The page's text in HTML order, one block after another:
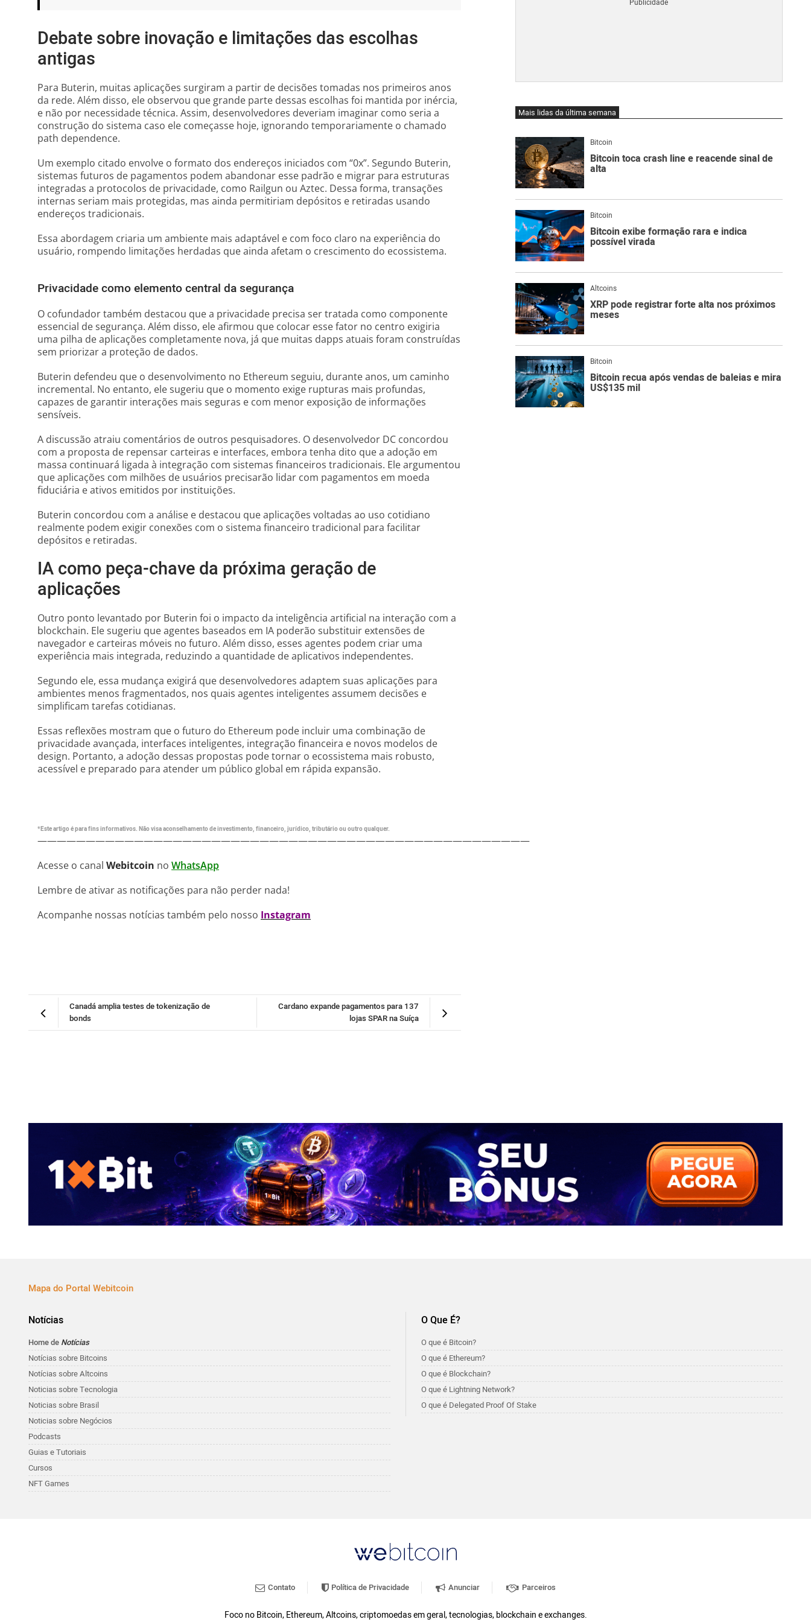
Debate sobre inovação e limitações das escolhas
antigas
Para Buterin, muitas aplicações surgiram a partir de decisões tomadas nos primeiros anos
da rede. Além disso, ele observou que grande parte dessas escolhas foi mantida por inércia,
e não por necessidade técnica. Assim, desenvolvedores deveriam imaginar como seria a
construção do sistema caso ele começasse hoje, ignorando temporariamente o chamado
path dependence.
Um exemplo citado envolve o formato dos endereços iniciados com “0x”. Segundo Buterin,
sistemas futuros de pagamentos podem abandonar esse padrão e migrar para estruturas
integradas a protocolos de privacidade, como Railgun ou Aztec. Dessa forma, transações
internas seriam mais protegidas, mas ainda permitiriam depósitos e retiradas usando
endereços tradicionais.
Essa abordagem criaria um ambiente mais adaptável e com foco claro na experiência do
usuário, rompendo limitações herdadas que ainda afetam o crescimento do ecossistema.
Privacidade como elemento central da segurança
O cofundador também destacou que a privacidade precisa ser tratada como componente
essencial de segurança. Além disso, ele afirmou que colocar esse fator no centro exigiria
uma pilha de aplicações completamente nova, já que muitas dapps atuais foram construídas
sem priorizar a proteção de dados.
Buterin defendeu que o desenvolvimento no Ethereum seguiu, durante anos, um caminho
incremental. No entanto, ele sugeriu que o momento exige rupturas mais profundas,
capazes de garantir interações mais seguras e com menor exposição de informações
sensíveis.
A discussão atraiu comentários de outros pesquisadores. O desenvolvedor DC concordou
com a proposta de repensar carteiras e interfaces, embora tenha dito que a adoção em
massa continuará ligada à integração com sistemas financeiros tradicionais. Ele argumentou
que aplicações com milhões de usuários precisarão lidar com pagamentos em moeda
fiduciária e ativos emitidos por instituições.
Buterin concordou com a análise e destacou que aplicações voltadas ao uso cotidiano
realmente podem exigir conexões com o sistema financeiro tradicional para facilitar
depósitos e retiradas.
IA como peça-chave da próxima geração de
aplicações
Outro ponto levantado por Buterin foi o impacto da inteligência artificial na interação com a
blockchain. Ele sugeriu que agentes baseados em IA poderão substituir extensões de
navegador e carteiras móveis no futuro. Além disso, esses agentes podem criar uma
experiência mais integrada, reduzindo a quantidade de aplicativos independentes.
Segundo ele, essa mudança exigirá que desenvolvedores adaptem suas aplicações para
ambientes menos fragmentados, nos quais agentes inteligentes assumem decisões e
simplificam tarefas cotidianas.
Essas reflexões mostram que o futuro do Ethereum pode incluir uma combinação de
privacidade avançada, interfaces inteligentes, integração financeira e novos modelos de
design. Portanto, a adoção dessas propostas pode tornar o ecossistema mais robusto,
acessível e preparado para atender um público global em rápida expansão.
*Este artigo é para fins informativos. Não visa aconselhamento de investimento, financeiro, jurídico, tributário ou outro qualquer.
———————————————————————————————————————————————————
Acesse o canal Webitcoin no WhatsApp
Lembre de ativar as notificações para não perder nada!
Acompanhe nossas notícias também pelo nosso Instagram
Cardano expande pagamentos para 137
lojas SPAR na Suíça
Canadá amplia testes de tokenização de
bonds
Mais lidas da última semana
Bitcoin
Bitcoin toca crash line e reacende sinal de
alta
Bitcoin
Bitcoin exibe formação rara e indica
possível virada
Altcoins
XRP pode registrar forte alta nos próximos
meses
Bitcoin
Bitcoin recua após vendas de baleias e mira
US$135 mil
Mapa do Portal Webitcoin
Notícias
Home de Notícias
Notícias sobre Bitcoins
Notícias sobre Altcoins
Noticias sobre Tecnologia
Noticias sobre Brasil
Noticias sobre Negócios
Podcasts
Guias e Tutoriais
Cursos
NFT Games
O Que É?
O que é Bitcoin?
O que é Ethereum?
O que é Blockchain?
O que é Lightning Network?
O que é Delegated Proof Of Stake
Contato Política de Privacidade Anunciar Parceiros
Foco no Bitcoin, Ethereum, Altcoins, criptomoedas em geral, tecnologias, blockchain e exchanges.